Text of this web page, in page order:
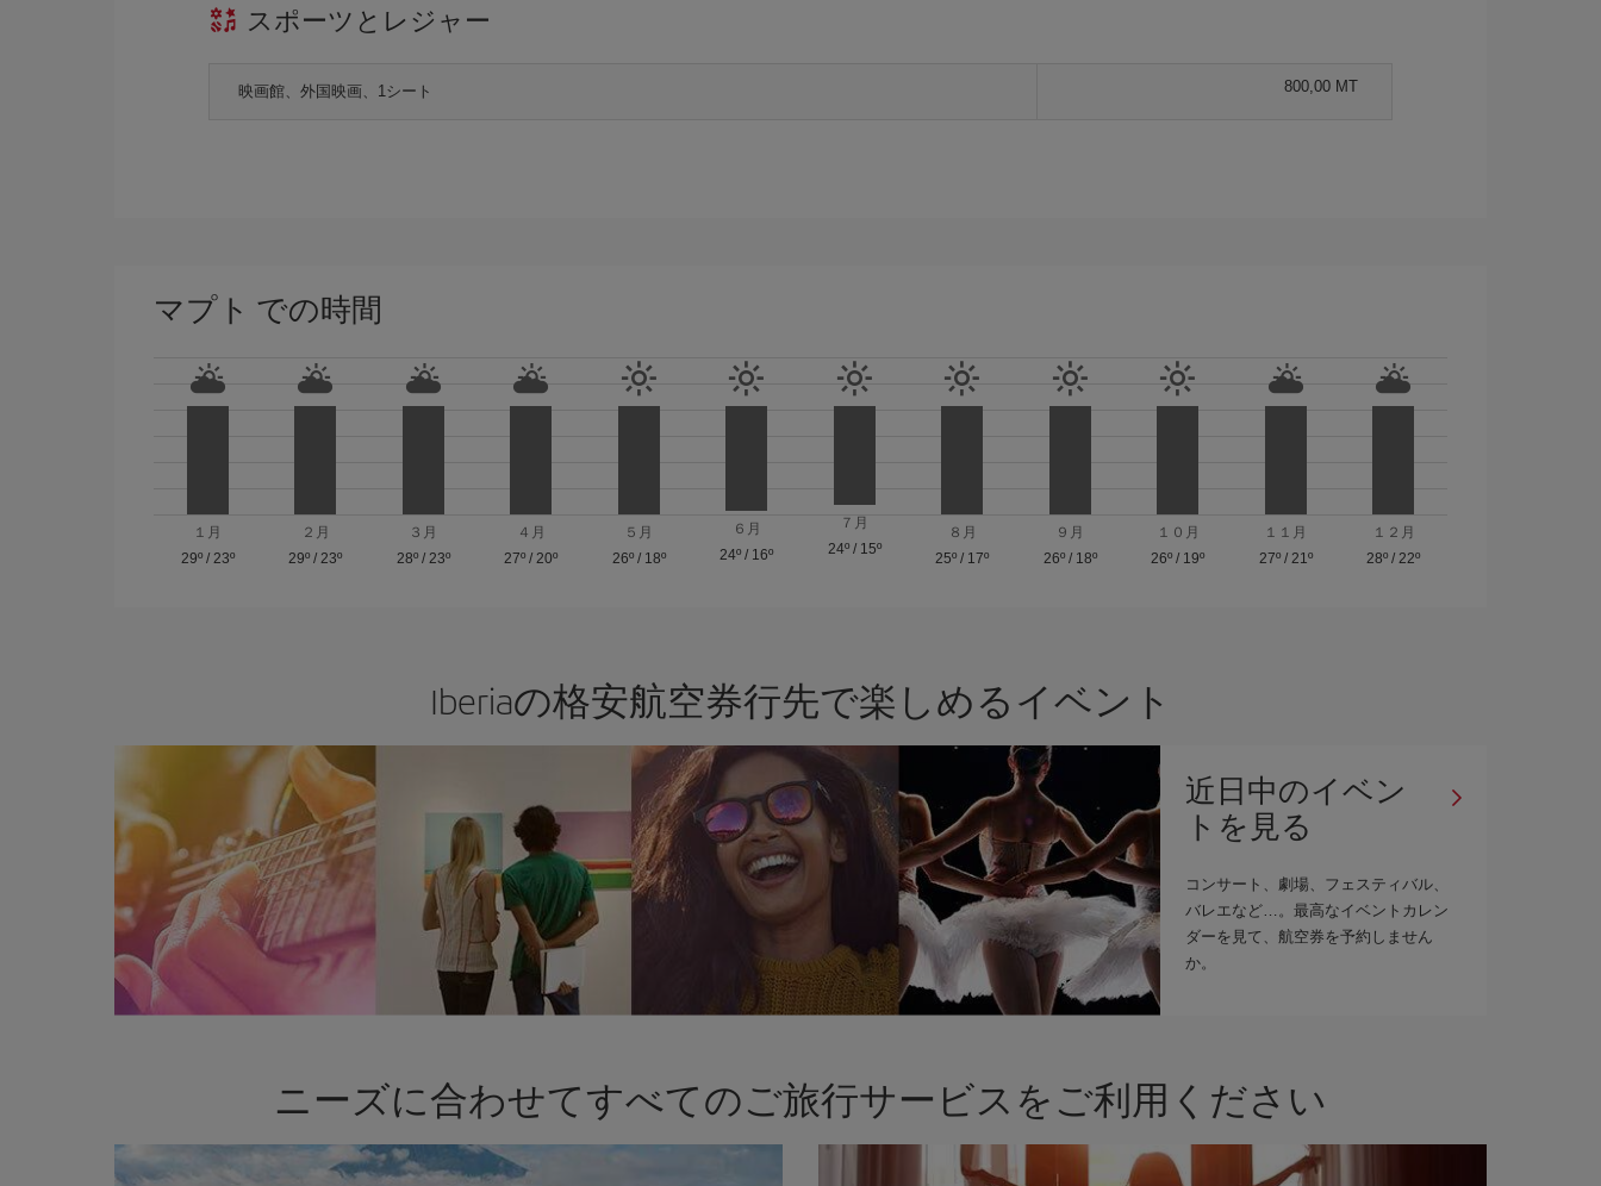
スポーツとレジャー
映画館、外国映画、1シート 800,00 MT
マプト での時間
１月
29º/ 23º
２月
29º / 23º
３月
28º/ 23º
４月
27º / 20º
５月
26º/ 18º
６月
24º / 16º
７月
24º/ 15º
８月
25º / 17º
９月
26º/ 18º
１０月
26º / 19º
１１月
27º/ 21º
１２月
28º / 22º
Iberiaの格安航空券行先で楽しめるイベント
近日中のイベン
トを見る
コンサート、劇場、フェスティバル、
バレエなど…。最高なイベントカレン
ダーを見て、航空券を予約しません
か。
ニーズに合わせてすべてのご旅行サービスをご利用ください